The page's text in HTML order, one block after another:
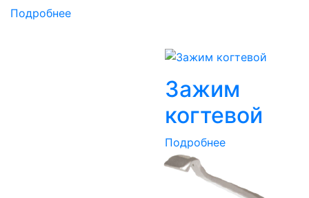
Подробнее
Зажим
когтевой
Подробнее